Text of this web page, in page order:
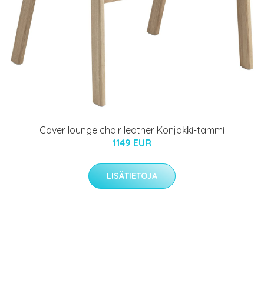
Cover lounge chair leather Konjakki-tammi
1149 EUR
LISÄTIETOJA